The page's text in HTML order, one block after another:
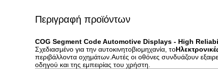
Περιγραφή προϊόντων
COG Segment Code Automotive Displays - High
Σχεδιασμένο για την αυτοκινητοβιομηχανία, το
περιβάλλοντα οχημάτων.Αυτές οι οθόνες συνδυάζουν
οδηγού και της εμπειρίας του χρήστη.